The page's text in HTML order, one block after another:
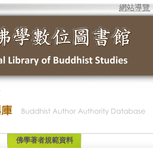
網站導覽
佛學著者規範資料